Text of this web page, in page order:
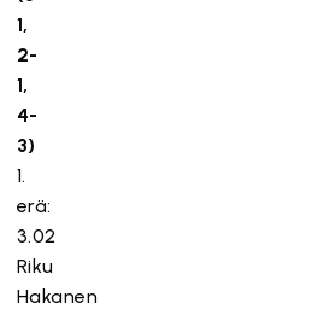
1,
2-
1,
4-
3)
1.
erä:
3.02
Riku
Hakanen